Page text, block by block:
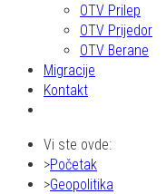
OTV Prilep
OTV Prijedor
OTV Berane
Migracije
Kontakt
Vi ste ovde:
Početak
Geopolitika